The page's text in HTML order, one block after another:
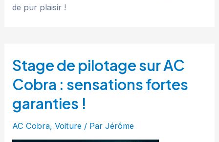
de pur plaisir !
Stage de pilotage sur AC
Cobra : sensations fortes
garanties !
AC Cobra,Voiture / ParJérôme